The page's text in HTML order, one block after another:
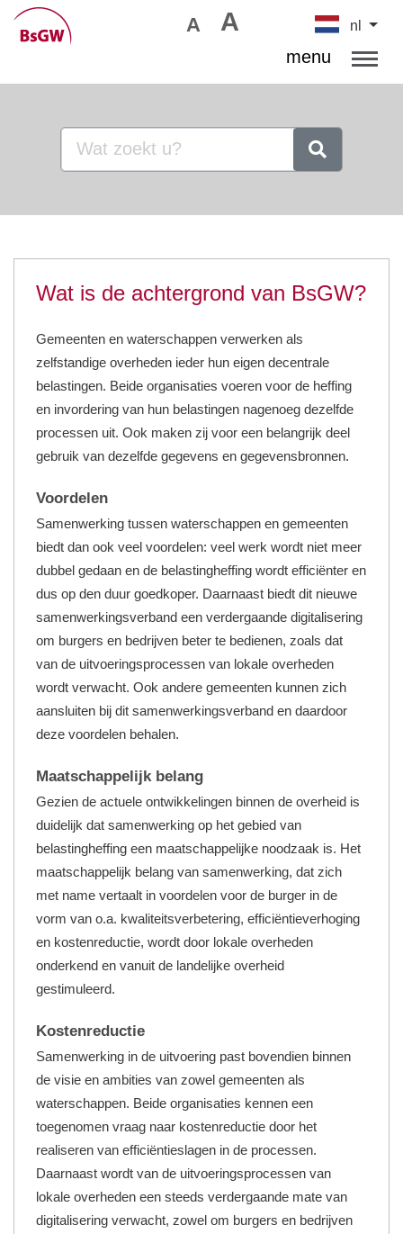
A A nl
menu
Wat is de achtergrond van BsGW?
Gemeenten en waterschappen verwerken als
zelfstandige overheden ieder hun eigen decentrale
belastingen. Beide organisaties voeren voor de heffing
en invordering van hun belastingen nagenoeg dezelfde
processen uit. Ook maken zij voor een belangrijk deel
gebruik van dezelfde gegevens en gegevensbronnen.
Voordelen
Samenwerking tussen waterschappen en gemeenten
biedt dan ook veel voordelen: veel werk wordt niet meer
dubbel gedaan en de belastingheffing wordt efficiënter en
dus op den duur goedkoper. Daarnaast biedt dit nieuwe
samenwerkingsverband een verdergaande digitalisering
om burgers en bedrijven beter te bedienen, zoals dat
van de uitvoeringsprocessen van lokale overheden
wordt verwacht. Ook andere gemeenten kunnen zich
aansluiten bij dit samenwerkingsverband en daardoor
deze voordelen behalen.
Maatschappelijk belang
Gezien de actuele ontwikkelingen binnen de overheid is
duidelijk dat samenwerking op het gebied van
belastingheffing een maatschappelijke noodzaak is. Het
maatschappelijk belang van samenwerking, dat zich
met name vertaalt in voordelen voor de burger in de
vorm van o.a. kwaliteitsverbetering, efficiëntieverhoging
en kostenreductie, wordt door lokale overheden
onderkend en vanuit de landelijke overheid
gestimuleerd.
Kostenreductie
Samenwerking in de uitvoering past bovendien binnen
de visie en ambities van zowel gemeenten als
waterschappen. Beide organisaties kennen een
toegenomen vraag naar kostenreductie door het
realiseren van efficiëntieslagen in de processen.
Daarnaast wordt van de uitvoeringsprocessen van
lokale overheden een steeds verdergaande mate van
digitalisering verwacht, zowel om burgers en bedrijven